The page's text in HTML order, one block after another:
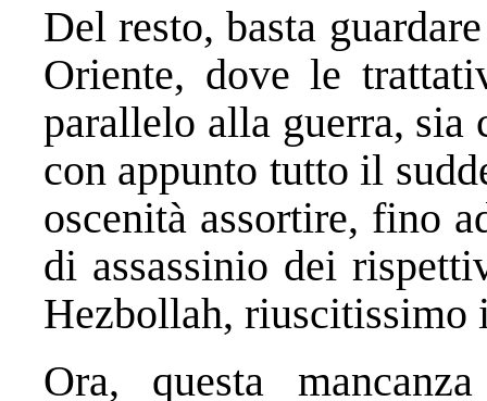
Del resto, basta
Oriente, dove le
parallelo alla guerra, sia
con appunto tutto il
oscenità assortire, fino
di assassinio dei
Hezbollah, riuscitissimo
Ora, questa